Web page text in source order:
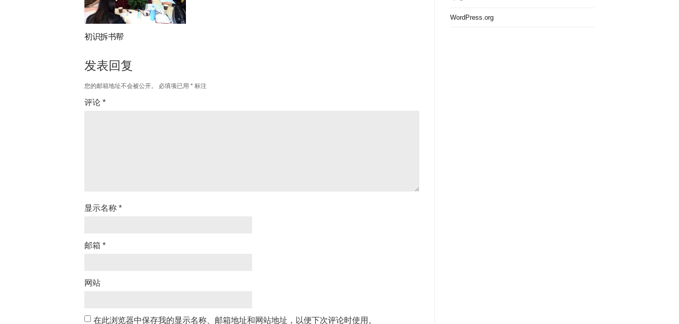
初识拆书帮
发表回复
您的邮箱地址不会被公开。 必填项已用 * 标注
评论 *
显示名称 *
邮箱 *
网站
在此浏览器中保存我的显示名称、邮箱地址和网站地址，以便下次评论时使用。
WordPress.org